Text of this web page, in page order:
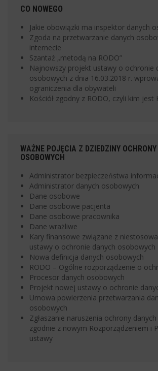
CO NOWEGO
Jakie obowiązki ma inspektor danych
Zgoda na przetwarzanie danych
internecie
Szantaż „metodą na RODO”
Najnowszy projekt ustawy o ochronie
osobowych z dnia 16.03.2018 r.
ograniczenia dla obywateli
Kościół zgodny z RODO, czyli kim jest
WAŻNE POJĘCIA Z DZIEDZINY
OSOBOWYCH
Administrator bezpieczeństwa
Administrator danych osobowych
Dane osobowe
Dane osobowe pacjenta
Dane osobowe pracownika
Dane wrażliwe
Kary finansowe związane z
ustawy o ochronie danych osobowych
Nowa definicja danych osobowych
RODO – Ogólne rozporządzenie o
Procesor danych osobowych
Projekt nowej ustawy o ochronie
Umowa powierzenia przetwarzania
osobowych
Zgłaszanie naruszenia ochrony
zgodnie z nowym Rozporządzeniem i
ustawy